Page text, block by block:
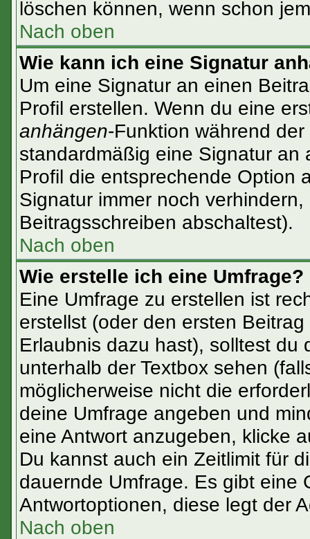
löschen können, wenn schon
Nach oben
Wie kann ich eine Signatur
Um eine Signatur an einen
Profil erstellen. Wenn du eine
anhängen-Funktion während
standardmäßig eine Signatur
Profil die entsprechende Option
Signatur immer noch
Beitragsschreiben abschaltest).
Nach oben
Wie erstelle ich eine Umfrage?
Eine Umfrage zu erstellen ist
erstellst (oder den ersten
Erlaubnis dazu hast), solltest du
unterhalb der Textbox sehen
möglicherweise nicht die
deine Umfrage angeben und
eine Antwort anzugeben, klicke
Du kannst auch ein Zeitlimit für
dauernde Umfrage. Es gibt eine
Antwortoptionen, diese legt der
Nach oben